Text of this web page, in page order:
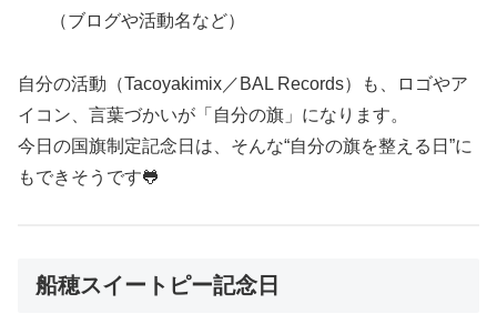
（ブログや活動名など）
自分の活動（Tacoyakimix／BAL Records）も、ロゴやア
イコン、言葉づかいが「自分の旗」になります。
今日の国旗制定記念日は、そんな“自分の旗を整える日”に
もできそうです🐸
船穂スイートピー記念日